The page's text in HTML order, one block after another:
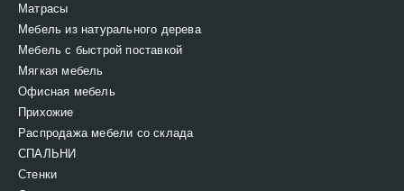
Матрасы
Мебель из натурального дерева
Мебель с быстрой поставкой
Мягкая мебель
Офисная мебель
Прихожие
Распродажа мебели со склада
СПАЛЬНИ
Стенки